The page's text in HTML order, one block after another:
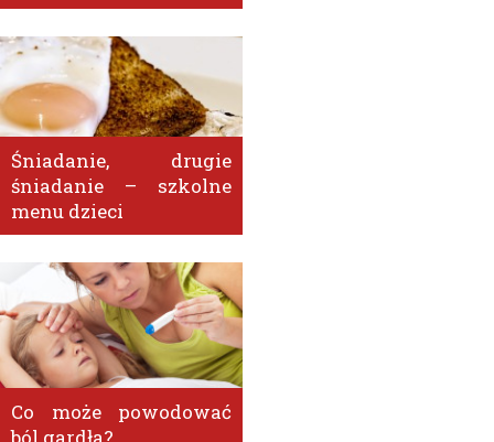
Śniadanie, drugie
śniadanie – szkolne
menu dzieci
Co może powodować